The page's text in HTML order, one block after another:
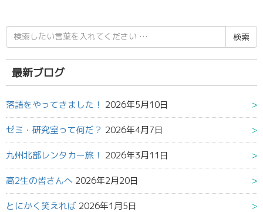
検
索
結
果:
最新ブログ
落語をやってきました！ 2026年5月10日
ゼミ・研究室って何だ？ 2026年4月7日
九州北部レンタカー旅！ 2026年3月11日
高2生の皆さんへ 2026年2月20日
とにかく笑えれば 2026年1月5日